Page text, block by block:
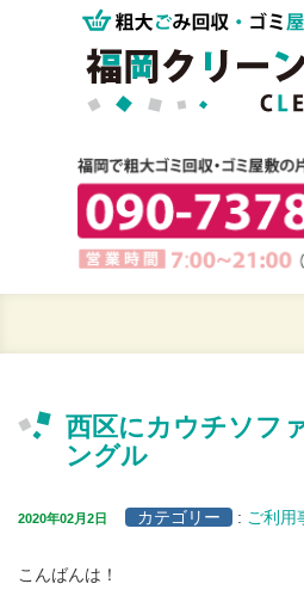
西区にカウチソフ
ングル
2020年02月2日 カテゴリー : ご利用
こんばんは！